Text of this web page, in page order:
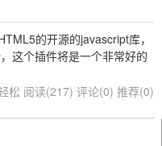
的开源的javascript库，
这个插件将是一个非常好的
松 阅读(217) 评论(0) 推荐(0)